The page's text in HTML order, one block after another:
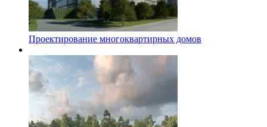
Проектирование многоквартирных домов